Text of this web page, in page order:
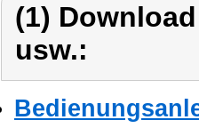
(1)
usw.: